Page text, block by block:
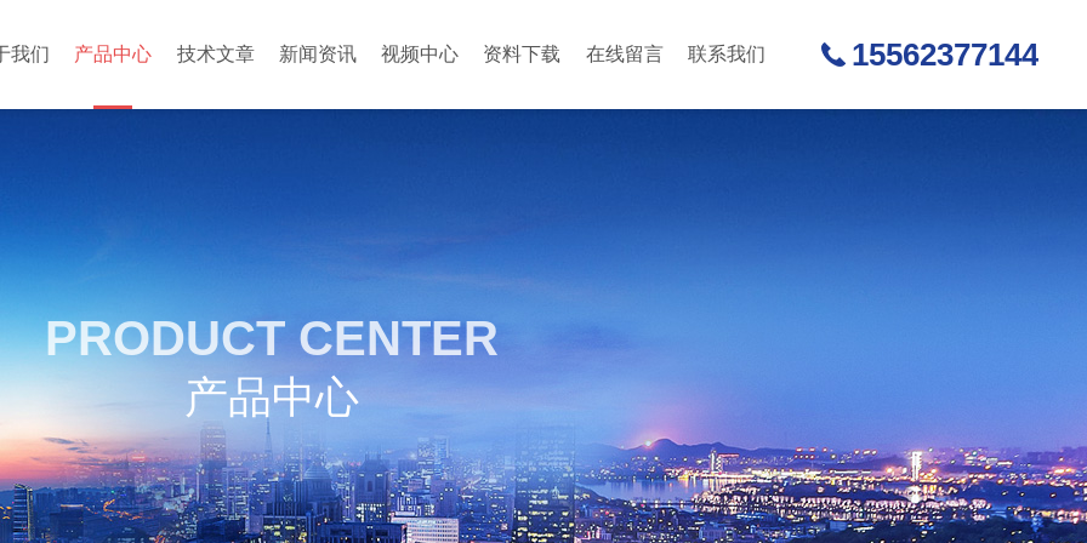
我们 产品中心 技术文章 新闻资讯 视频中心 资料下载 在线留言 联系我们 15562377144
PRODUCT CENTER
产品中心